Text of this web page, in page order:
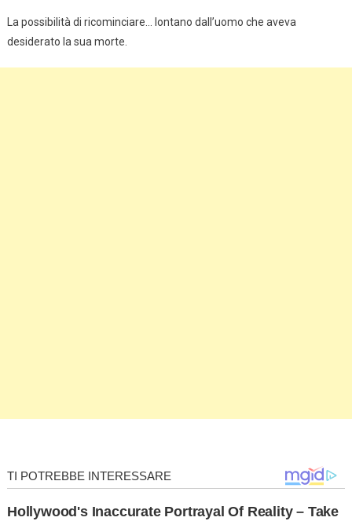
La possibilità di ricominciare… lontano dall’uomo che aveva
desiderato la sua morte.